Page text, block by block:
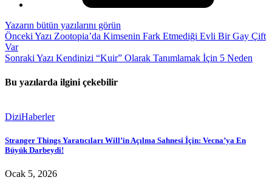
Yazarın bütün yazılarını görün
Önceki Yazı Zootopia’da Kimsenin Fark Etmediği Evli Bir Gay Çift
Var
Sonraki Yazı Kendinizi “Kuir” Olarak Tanımlamak İçin 5 Neden
Bu yazılarda ilgini çekebilir
DiziHaberler
Stranger Things Yaratıcıları Will’in Açılma Sahnesi İçin: Vecna’ya En
Büyük Darbeydi!
Ocak 5, 2026